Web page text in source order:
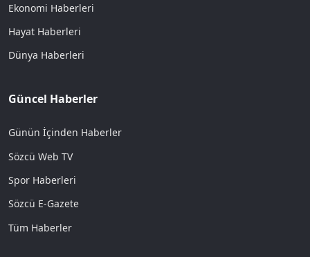
Ekonomi Haberleri
Hayat Haberleri
Dünya Haberleri
Güncel Haberler
Günün İçinden Haberler
Sözcü Web TV
Spor Haberleri
Sözcü E-Gazete
Tüm Haberler